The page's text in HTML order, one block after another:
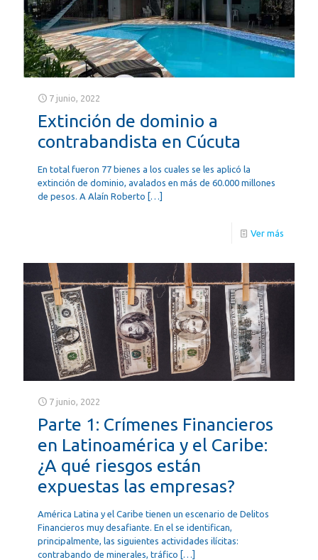
7 junio, 2022
Extinción de dominio a
contrabandista en Cúcuta
En total fueron 77 bienes a los cuales se les aplicó la
extinción de dominio, avalados en más de 60.000 millones
de pesos. A Alaín Roberto […]
Ver más
7 junio, 2022
Parte 1: Crímenes Financieros
en Latinoamérica y el Caribe:
¿A qué riesgos están
expuestas las empresas?
América Latina y el Caribe tienen un escenario de Delitos
Financieros muy desafiante. En el se identifican,
principalmente, las siguientes actividades ilícitas:
contrabando de minerales, tráfico […]